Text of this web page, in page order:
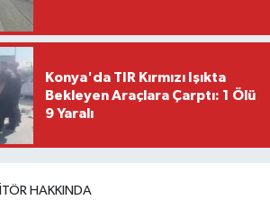
Konya'da TIR Kırmızı Işıkta
Bekleyen Araçlara Çarptı: 1 Ölü
9 Yaralı
HAKKINDA